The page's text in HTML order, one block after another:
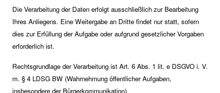
Die Verarbeitung der Daten erfolgt ausschließlich zur Bearbeitung
Ihres Anliegens. Eine Weitergabe an Dritte findet nur statt, sofern
dies zur Erfüllung der Aufgabe oder aufgrund gesetzlicher Vorgaben
erforderlich ist.
Rechtsgrundlage der Verarbeitung ist Art. 6 Abs. 1 lit. e DSGVO i. V.
m. § 4 LDSG BW (Wahrnehmung öffentlicher Aufgaben,
insbesondere der Bürgerkommunikation).